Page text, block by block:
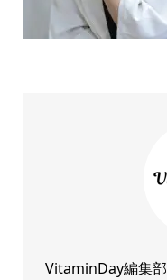
VitaminDay編集部